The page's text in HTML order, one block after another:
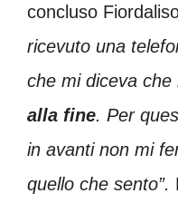
concluso
ricevuto una
che mi diceva che
alla fine. Per
in avanti non mi
quello che sento”.